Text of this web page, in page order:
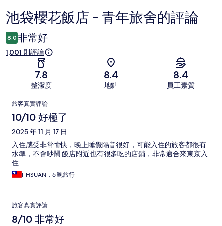
評
論
池袋櫻花飯店 - 青年旅舍的評論
8.0 非常好
1,001 則評論
7.8
整潔度
8.4
地點
8.4
員工素質
評
論
旅客真實評論
10/10 好極了
2025 年 11 月 17 日
入住感受非常愉快，晚上睡覺隔音很好，可能入住的旅客都很有
水準，不會吵鬧 飯店附近也有很多吃的店鋪，非常適合來東京入
住
I-HSUAN，6 晚旅行
旅客真實評論
8/10 非常好